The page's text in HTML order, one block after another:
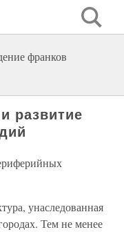
франков
развитие
унаследованная
Тем не менее